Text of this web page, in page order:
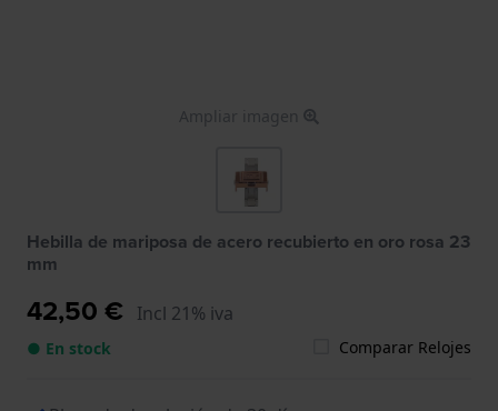
Ampliar imagen
Hebilla de mariposa de acero recubierto en oro rosa 23
mm
42,50 € Incl 21% iva
● En stock Comparar Relojes